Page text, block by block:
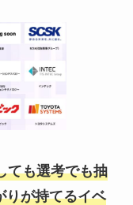
ても選考でも抽
りが持てるイベ